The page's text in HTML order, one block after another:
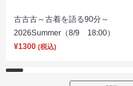
古古古～古着を語る90分～
2026Summer（8/9 18:00）
¥1300 (税込)